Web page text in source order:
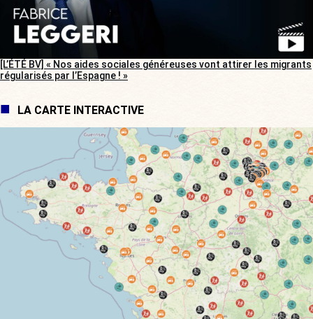
[L’ÉTÉ BV] « Nos aides sociales généreuses vont attirer les migrants
régularisés par l’Espagne ! »
LA CARTE INTERACTIVE